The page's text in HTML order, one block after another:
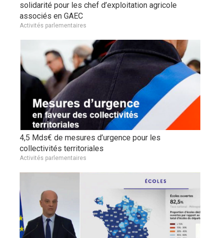
solidarité pour les chef d’exploitation agricole
associés en GAEC
Activités parlementaires
4,5 Mds€ de mesures d’urgence pour les
collectivités territoriales
Activités parlementaires